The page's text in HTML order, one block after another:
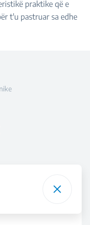
praktike që e
t'u pastruar sa edhe